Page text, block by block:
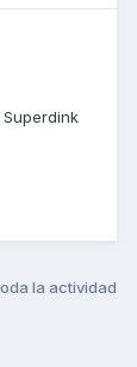
la actividad